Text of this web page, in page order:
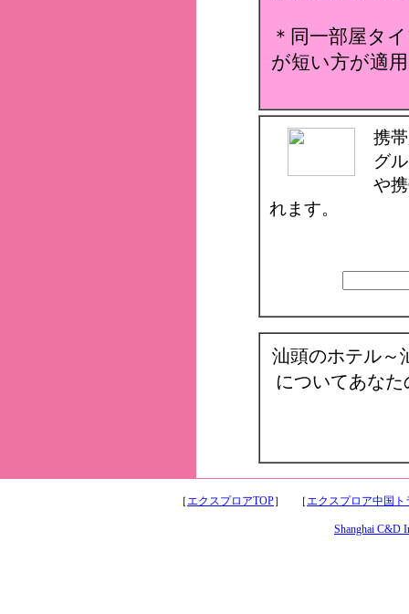
＊同一部屋タ
が短い方が適
携
グ
や
れます。
汕頭のホテル～
についてあな
［エクスプロアTOP］ ［エクスプロア中国ト
Shanghai C&D